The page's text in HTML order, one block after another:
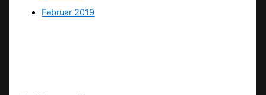
Februar 2019